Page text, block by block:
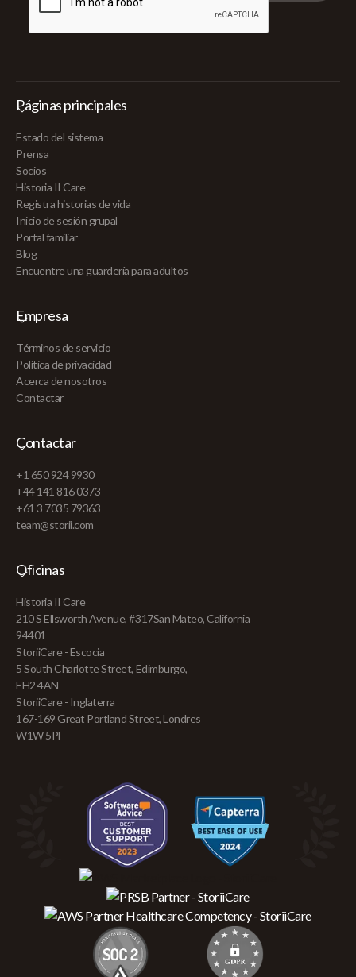
Páginas principales
Estado del sistema
Prensa
Socios
Historia II Care
Registra historias de vida
Inicio de sesión grupal
Portal familiar
Blog
Encuentre una guardería para adultos
Empresa
Términos de servicio
Política de privacidad
Acerca de nosotros
Contactar
Contactar
+1 650 924 9930
+44 141 816 0373
+61 3 7035 79363
team@storii.com
Oficinas
Historia II Care
210 S Ellsworth Avenue, #317San Mateo, California
94401
StoriiCare - Escocia
5 South Charlotte Street, Edimburgo,
EH2 4AN
StoriiCare - Inglaterra
167-169 Great Portland Street, Londres
W1W 5PF